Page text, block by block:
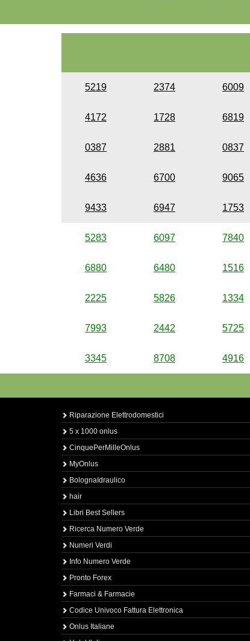
5219 2374 6009
4172 1728 6819
0387 2881 0837
4636 6700 9065
9433 6947 1753
5283 6097 7840
6880 6480 1516
2225 5826 1334
7993 2442 5725
3345 8708 4916
Riparazione Elettrodomestici
5 x 1000 onlus
CinquePerMilleOnlus
MyOnlus
BolognaIdraulico
hair
Libri Best Sellers
Ricerca Numero Verde
Numeri Verdi
Info Numero Verde
Pronto Forex
Farmaci & Farmacie
Codice Univoco Fattura Elettronica
Onlus Italiane